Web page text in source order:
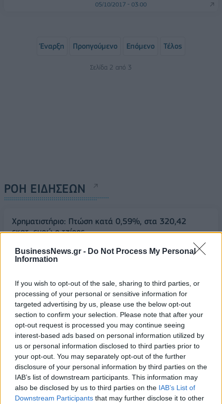
BusinessNews.gr - Do Not Process My Personal
Information
If you wish to opt-out of the sale, sharing to third parties, or
processing of your personal or sensitive information for
targeted advertising by us, please use the below opt-out
section to confirm your selection. Please note that after your
opt-out request is processed you may continue seeing
interest-based ads based on personal information utilized by
us or personal information disclosed to third parties prior to
your opt-out. You may separately opt-out of the further
disclosure of your personal information by third parties on the
IAB’s list of downstream participants. This information may
also be disclosed by us to third parties on the IAB’s List of
Downstream Participants that may further disclose it to other
05/10/2017 - 03:00
Έναρξη Προηγούμενο Επόμενο Τέλος
Σελίδα 2 από 3
ΡΟΗ ΕΙΔΗΣΕΩΝ
Χρηματιστήριο: Πτώση κατά 0,59%, στα 320,42
εκατ. ευρώ ο τζίρος
ΟΠΕΚΑ: Αύριο η δεύτερη πληρωμή των δικαιούχων
06/08/2026 - 17:40
Κυβερνητική Επιτροπή Βιομηχανίας- Κ. Μητσοτάκης:
Στρατηγική προτεραιότητα η ενίσχυση της
βιομηχανίας
06/08/2026 - 17:18 ΠΟΛΙΤΙΚΗ
Από τις 28 Αυγούστου η ψηφιακή ενεργοποίηση της
Κάρτας Αγρότη μέσω της ΕΑΕ 2026
06/08/2026 - 16:51 ΟΙΚΟΝΟΜΙΑ